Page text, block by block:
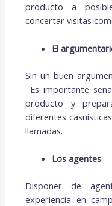
producto a
concertar visitas
El
Sin un buen
Es importante
producto y
diferentes
llamadas.
Los agentes
Disponer de
experiencia en